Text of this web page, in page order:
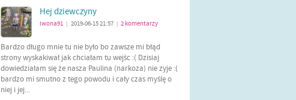
Hej dziewczyny
iwona91 2019-06-15 21:57 2 komentarzy
Bardzo długo mnie tu nie było bo zawsze mi błąd
strony wyskakiwał jak chciałam tu wejśc :( Dzisiaj
dowiedziałam się że nasza Paulina (narkoza) nie zyje :(
bardzo mi smutno z tego powodu i cały czas myślę o
niej i jej...